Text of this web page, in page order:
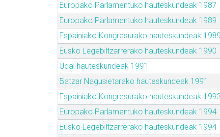
Europako Parlamentuko hauteskundeak 1987
Europako Parlamentuko hauteskundeak 1989
Espainiako Kongresurako hauteskundeak 1989
Eusko Legebiltzarrerako hauteskundeak 1990
Udal hauteskundeak 1991
Batzar Nagusietarako hauteskundeak 1991
Espainiako Kongresurako hauteskundeak 1993
Europako Parlamentuko hauteskundeak 1994
Eusko Legebiltzarrerako hauteskundeak 1994